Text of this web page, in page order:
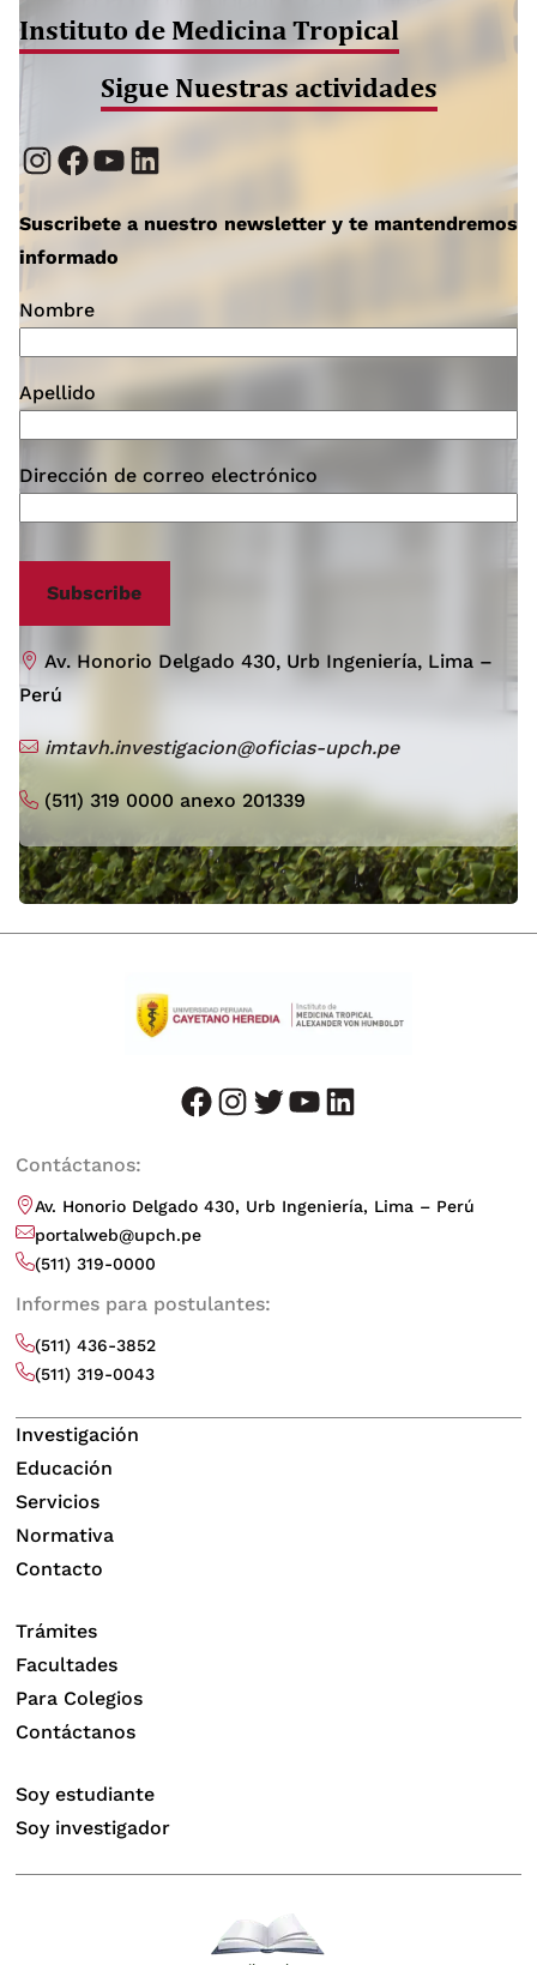
Instituto de Medicina Tropical
Sigue Nuestras actividades
Instagram
Facebook
YouTube
LinkedIn
Suscribete a nuestro newsletter y te mantendremos
informado
Nombre
Apellido
Dirección de correo electrónico
Subscribe
Av. Honorio Delgado 430, Urb Ingeniería, Lima –
Perú
imtavh.investigacion@oficias-upch.pe
(511) 319 0000 anexo 201339
facebook instagram twitter youtube LinkedIn
Contáctanos:
Av. Honorio Delgado 430, Urb Ingeniería, Lima – Perú
portalweb@upch.pe
(511) 319-0000
Informes para postulantes:
(511) 436-3852
(511) 319-0043
Investigación
Educación
Servicios
Normativa
Contacto
Trámites
Facultades
Para Colegios
Contáctanos
Soy estudiante
Soy investigador